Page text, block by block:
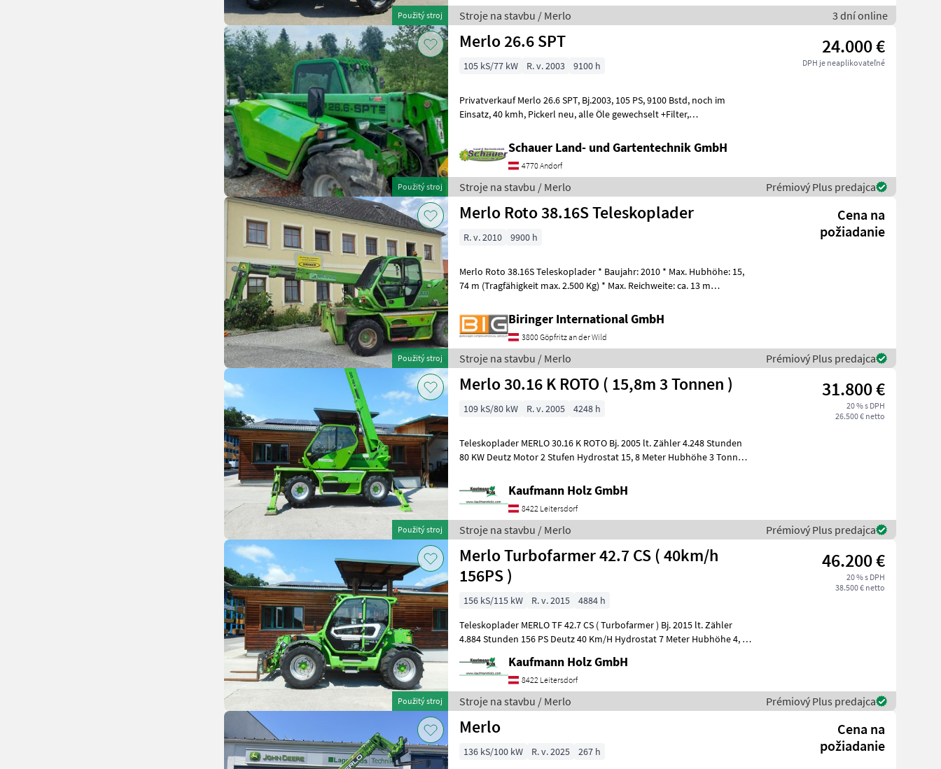
Použitý stroj Stroje na stavbu / Merlo 3 dní online
Použitý stroj
Merlo 26.6 SPT 24.000 €
DPH je neaplikovateľné
105 kS/77 kW R. v. 2003 9100 h
Privatverkauf Merlo 26.6 SPT, Bj.2003, 105 PS, 9100 Bstd, noch im
Einsatz, 40 kmh, Pickerl neu, alle Öle gewechselt +Filter,
Schauer Land- und Gartentechnik GmbH
4770 Andorf
Stroje na stavbu / Merlo Prémiový Plus predajca
Použitý stroj
Merlo Roto 38.16S Teleskoplader
Cena na
požiadanie
R. v. 2010 9900 h
Merlo Roto 38.16S Teleskoplader * Baujahr: 2010 * Max. Hubhöhe: 15,
74 m (Tragfähigkeit max. 2.500 Kg) * Max. Reichweite: ca. 13 m
Biringer International GmbH
3800 Göpfritz an der Wild
Stroje na stavbu / Merlo Prémiový Plus predajca
Použitý stroj
Merlo 30.16 K ROTO ( 15,8m 3 Tonnen ) 31.800 €
20 % s DPH
26.500 € netto
109 kS/80 kW R. v. 2005 4248 h
Teleskoplader MERLO 30.16 K ROTO Bj. 2005 lt. Zähler 4.248 Stunden
80 KW Deutz Motor 2 Stufen Hydrostat 15, 8 Meter Hubhöhe 3 Tonnen
Kaufmann Holz GmbH
8422 Leitersdorf
Stroje na stavbu / Merlo Prémiový Plus predajca
Použitý stroj
Merlo Turbofarmer 42.7 CS ( 40km/h
156PS )
46.200 €
20 % s DPH
38.500 € netto
156 kS/115 kW R. v. 2015
4884 h
Teleskoplader MERLO TF 42.7 CS ( Turbofarmer ) Bj. 2015 lt. Zähler
4.884 Stunden 156 PS Deutz 40 Km/H Hydrostat 7 Meter Hubhöhe 4, 2
Kaufmann Holz GmbH
8422 Leitersdorf
Stroje na stavbu / Merlo Prémiový Plus predajca
Merlo
Cena na
požiadanie
136 kS/100 kW R. v. 2025 267 h